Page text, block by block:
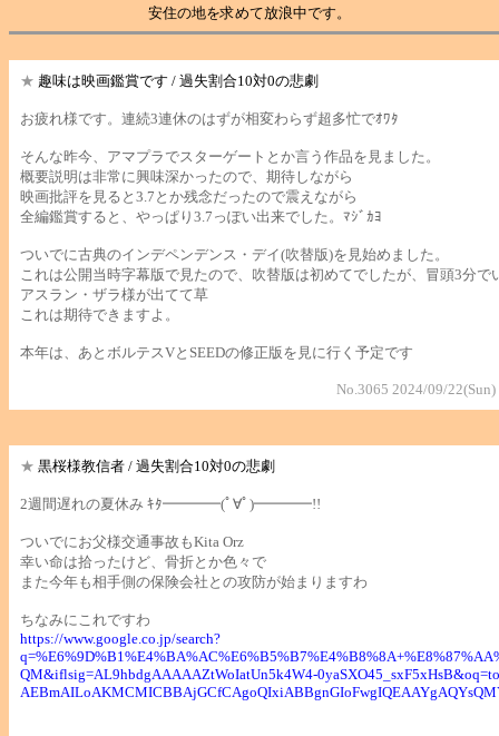
安住の地を求めて放浪中です。
★ 趣味は映画鑑賞です / 過失割合10対0の悲劇
お疲れ様です。連続3連休のはずが相変わらず超多忙でｵﾜﾀ
そんな昨今、アマプラでスターゲートとか言う作品を見ました。
概要説明は非常に興味深かったので、期待しながら
映画批評を見ると3.7とか残念だったので震えながら
全編鑑賞すると、やっぱり3.7っぽい出来でした。ﾏｼﾞｶﾖ
ついでに古典のインデペンデンス・デイ(吹替版)を見始めました。
これは公開当時字幕版で見たので、吹替版は初めてでしたが、冒頭3分で
アスラン・ザラ様が出てて草
これは期待できますよ。
本年は、あとボルテスVとSEEDの修正版を見に行く予定です
No.3065 2024/09/
★ 黒桜様教信者 / 過失割合10対0の悲劇
2週間遅れの夏休み ｷﾀ━━━━(ﾟ∀ﾟ)━━━━!!
ついでにお父様交通事故もKita Orz
幸い命は拾ったけど、骨折とか色々で
また今年も相手側の保険会社との攻防が始まりますわ
ちなみにこれですわ
https://www.google.co.jp/search?
QM&iflsig=AL9hbdgAAAAAZtWoIatUn5k4W4-